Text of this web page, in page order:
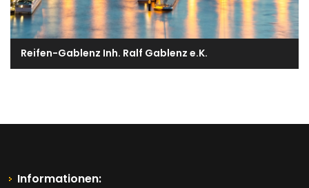
Reifen-Gablenz Inh. Ralf Gablenz e.K.
Informationen: